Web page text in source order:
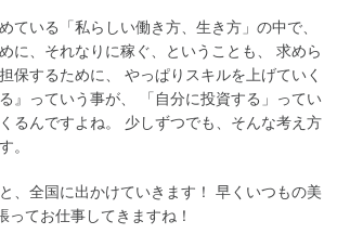
ている「私らしい働き方、生き方」の中で、
に、それなりに稼ぐ、ということも、 求めら
保するために、 やっぱりスキルを上げていく
』っていう事が、 「自分に投資する」ってい
るんですよね。 少しずつでも、そんな考え方
。
、全国に出かけていきます！ 早くいつもの美
ってお仕事してきますね！